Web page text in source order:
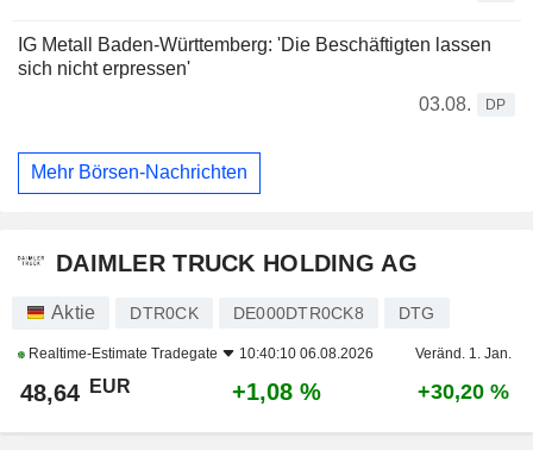
IG Metall Baden-Württemberg: 'Die Beschäftigten lassen
sich nicht erpressen'
03.08.
DP
Mehr Börsen-Nachrichten
DAIMLER TRUCK HOLDING AG
Aktie DTR0CK DE000DTR0CK8 DTG
Realtime-Estimate Tradegate 10:40:10 06.08.2026 Veränd. 1. Jan.
48,64 EUR +1,08 % +30,20 %